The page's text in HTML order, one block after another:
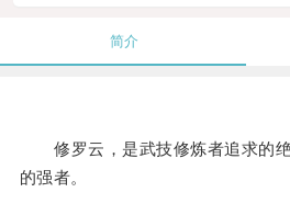
简介
修罗云，是武技修炼者追求的绝
的强者。